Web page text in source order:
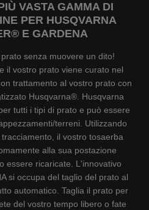
VASTA GAMMA DI
PER HUSQVARNA
E GARDENA
senza muovere un dito!
il vostro prato viene curato nel
trattamento al vostro prato con
Husqvarna®. Husqvarna
tutti i tipi di prato e può essere
terreni. Utilizzando
il vostro tosaerba
alla sua postazione
essere ricaricate. L'innovativo
si occupa del taglio del prato al
automatico. Taglia il prato per
del vostro tempo libero o fate